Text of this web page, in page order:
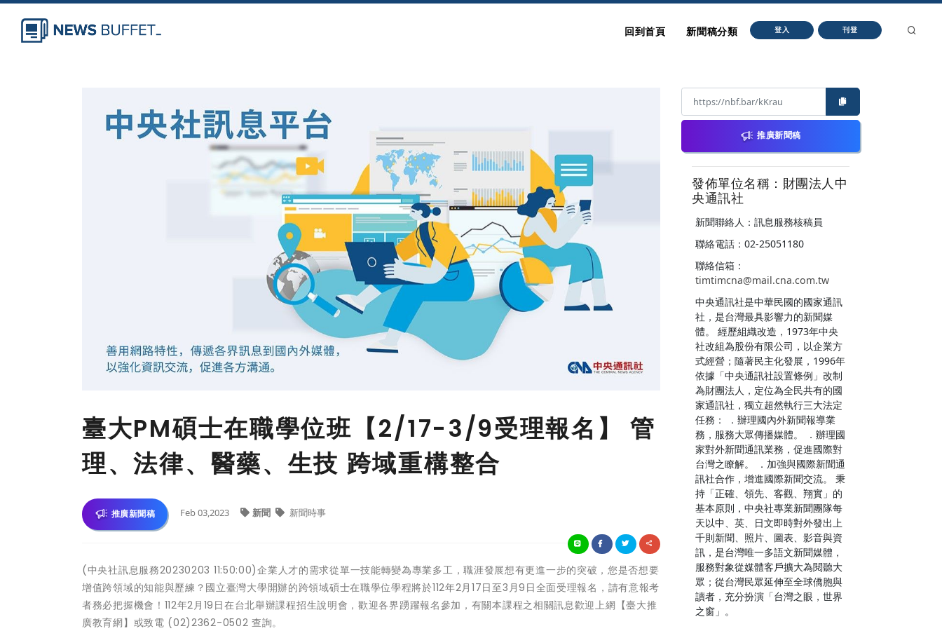
回到首頁 新聞稿分類 登入 刊登
臺大PM碩士在職學位班【2/17-3/9受理報名】 管
理、法律、醫藥、生技 跨域重構整合
推廣新聞稿 Feb 03,2023 新聞 新聞時事
(中央社訊息服務20230203 11:50:00)企業人才的需求從單一技能轉變為專業多工，職涯發展想有更進一步的突破，您是否想要
增值跨領域的知能與歷練？國立臺灣大學開辦的跨領域碩士在職學位學程將於112年2月17日至3月9日全面受理報名，請有意報考
者務必把握機會！112年2月19日在台北舉辦課程招生說明會，歡迎各界踴躍報名參加，有關本課程之相關訊息歡迎上網【臺大推
廣教育網】或致電 (02)2362-0502 查詢。
推廣新聞稿
發佈單位名稱：財團法人中
央通訊社
新聞聯絡人：訊息服務核稿員
聯絡電話：02-25051180
聯絡信箱：
timtimcna@mail.cna.com.tw
中央通訊社是中華民國的國家通訊
社，是台灣最具影響力的新聞媒
體。 經歷組織改造，1973年中央
社改組為股份有限公司，以企業方
式經營；隨著民主化發展，1996年
依據「中央通訊社設置條例」改制
為財團法人，定位為全民共有的國
家通訊社，獨立超然執行三大法定
任務： ．辦理國內外新聞報導業
務，服務大眾傳播媒體。 ．辦理國
家對外新聞通訊業務，促進國際對
台灣之瞭解。 ．加強與國際新聞通
訊社合作，增進國際新聞交流。 秉
持「正確、領先、客觀、翔實」的
基本原則，中央社專業新聞團隊每
天以中、英、日文即時對外發出上
千則新聞、照片、圖表、影音與資
訊，是台灣唯一多語文新聞媒體，
服務對象從媒體客戶擴大為閱聽大
眾；從台灣民眾延伸至全球僑胞與
讀者，充分扮演「台灣之眼，世界
之窗」。